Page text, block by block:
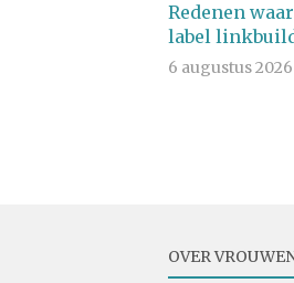
Redenen
label
6 augustus 2026
OVER